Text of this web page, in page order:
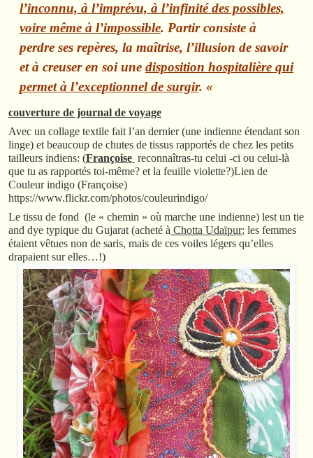
l’inconnu, à l’imprévu, à l’infinité des possibles,
voire même à l’impossible. Partir consiste à
perdre ses repères, la maîtrise, l’illusion de savoir
et à creuser en soi une disposition hospitalière qui
permet à l’exceptionnel de surgir. «
couverture de journal de voyage
Avec un collage textile fait l’an dernier (une indienne étendant son
linge) et beaucoup de chutes de tissus rapportés de chez les petits
tailleurs indiens: (Françoise reconnaîtras-tu celui -ci ou celui-là
que tu as rapportés toi-même? et la feuille violette?)Lien de
Couleur indigo (Françoise)
https://www.flickr.com/photos/couleurindigo/
Le tissu de fond (le « chemin » où marche une indienne) lest un tie
and dye typique du Gujarat (acheté à Chotta Udaïpur; les femmes
étaient vêtues non de saris, mais de ces voiles légers qu’elles
drapaient sur elles…!)